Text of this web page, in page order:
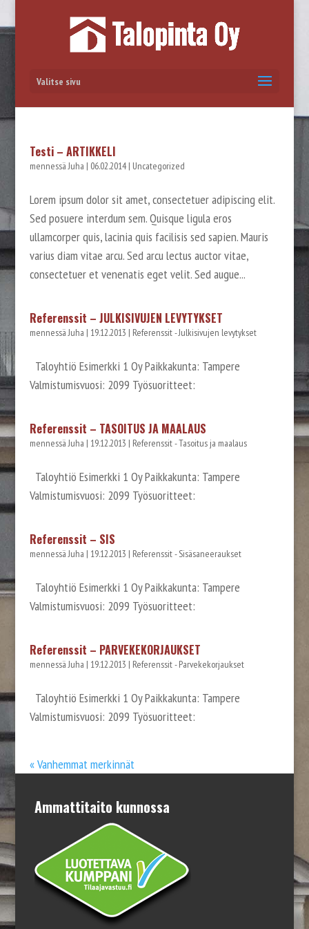
Valitse sivu
Testi – ARTIKKELI
mennessäJuha | 06.02.2014| Uncategorized
Lorem ipsum dolor sit amet, consectetuer adipiscing elit.
Sed posuere interdum sem. Quisque ligula eros
ullamcorper quis, lacinia quis facilisis sed sapien. Mauris
varius diam vitae arcu. Sed arcu lectus auctor vitae,
consectetuer et venenatis eget velit. Sed augue...
Referenssit – JULKISIVUJEN LEVYTYKSET
mennessäJuha | 19.12.2013 | Referenssit - Julkisivujen levytykset
Taloyhtiö Esimerkki 1 Oy Paikkakunta: Tampere
Valmistumisvuosi: 2099 Työsuoritteet:
Referenssit – TASOITUS JA MAALAUS
mennessäJuha | 19.12.2013 | Referenssit - Tasoitus ja maalaus
Taloyhtiö Esimerkki 1 Oy Paikkakunta: Tampere
Valmistumisvuosi: 2099 Työsuoritteet:
Referenssit – SIS
mennessäJuha | 19.12.2013 | Referenssit - Sisäsaneeraukset
Taloyhtiö Esimerkki 1 Oy Paikkakunta: Tampere
Valmistumisvuosi: 2099 Työsuoritteet:
Referenssit – PARVEKEKORJAUKSET
mennessäJuha | 19.12.2013 | Referenssit - Parvekekorjaukset
Taloyhtiö Esimerkki 1 Oy Paikkakunta: Tampere
Valmistumisvuosi: 2099 Työsuoritteet:
« Vanhemmat merkinnät
Ammattitaito kunnossa